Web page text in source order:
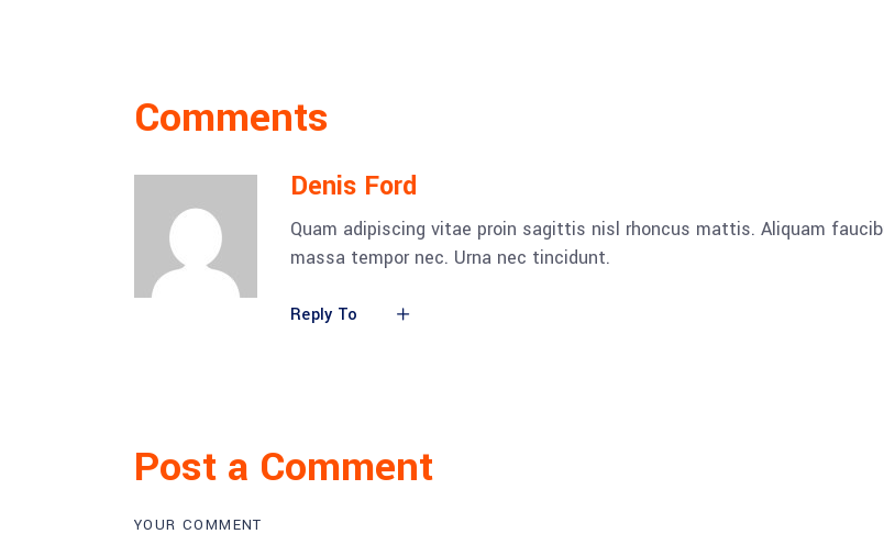
Comments
Denis Ford
Quam adipiscing vitae proin sagittis nisl rhoncus mattis. Aliquam
massa tempor nec. Urna nec tincidunt.
Reply To
Post a Comment